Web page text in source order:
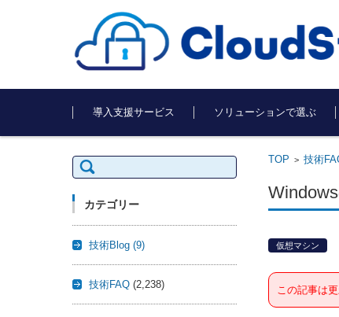
コンテンツに移動
導入支援サービス
ソリューションで選ぶ
TOP > 技術
仮想マシン
この記事は
検
索:
カテゴリー
技術Blog (9)
技術FAQ (2,238)